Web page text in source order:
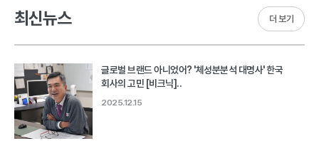
최신뉴스
글로벌 브랜드 아니었어? '체성분분석 대명사' 한국
회사의 고민 [비크닉]..
2025.12.15
더 보기